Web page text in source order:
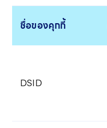
ชื่อของคุกกี้
DSID